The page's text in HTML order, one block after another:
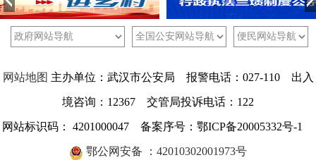
网站地图 主办单位：武汉市公安局 报警电话：027-110 出入
境咨询：12367 交管局投诉电话：122
网站标识码： 4201000047 备案序号：鄂ICP备20005332号-1
鄂公网安备 ：42010302001973号